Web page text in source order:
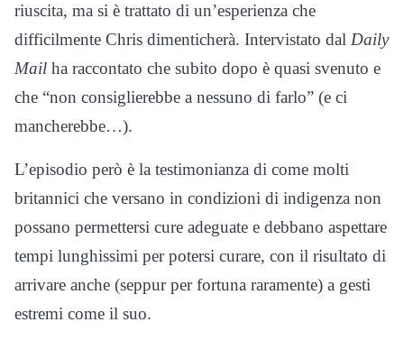
riuscita, ma si è trattato di un’esperienza che
difficilmente Chris dimenticherà. Intervistato dal Daily
Mail ha raccontato che subito dopo è quasi svenuto e
che “non consiglierebbe a nessuno di farlo” (e ci
mancherebbe…).
L’episodio però è la testimonianza di come molti
britannici che versano in condizioni di indigenza non
possano permettersi cure adeguate e debbano aspettare
tempi lunghissimi per potersi curare, con il risultato di
arrivare anche (seppur per fortuna raramente) a gesti
estremi come il suo.